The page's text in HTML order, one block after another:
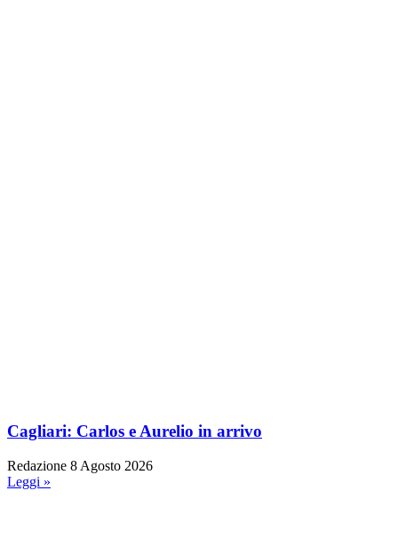
Cagliari: Carlos e Aurelio in arrivo
Redazione 8 Agosto 2026
Leggi »